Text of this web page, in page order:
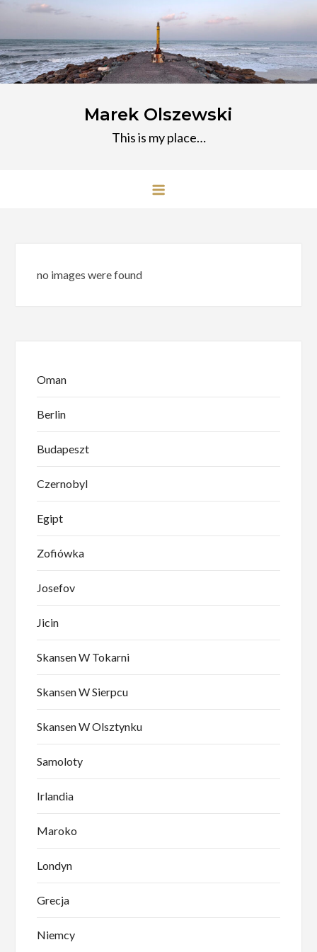
Przejdź
treści
Marek Olszewski
This is my place…
no images were found
Oman
Berlin
Budapeszt
Czernobyl
Egipt
Zofiówka
Josefov
Jicin
Skansen W Tokarni
Skansen W Sierpcu
Skansen W Olsztynku
Samoloty
Irlandia
Maroko
Londyn
Grecja
Niemcy